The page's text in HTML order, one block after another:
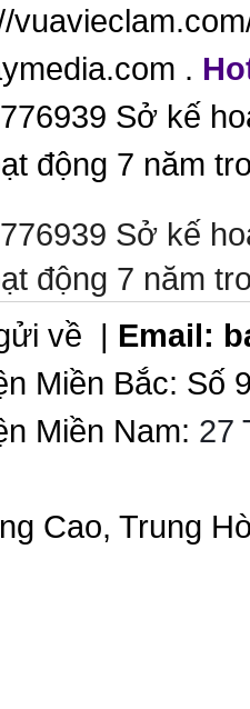
.
Sở kế
động 7 năm
Sở kế
động 7 năm
về | Email:
Miền Bắc:
Miền Nam: 27
Cao, Trung